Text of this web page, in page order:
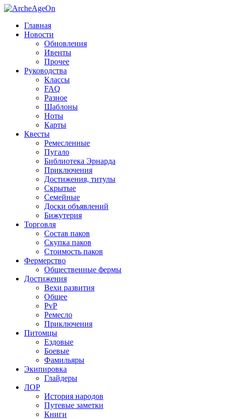
Главная
Новости
Обновления
Ивенты
Прочее
Руководства
Классы
FAQ
Разное
Шаблоны
Ноты
Карты
Квесты
Ремесленные
Пугало
Библиотека Эрнарда
Приключения
Достижения, титулы
Скрытые
Семейные
Доски объявлений
Бижутерия
Торговля
Состав паков
Скупка паков
Стоимость паков
Фермерство
Общественные фермы
Достижения
Вехи развития
Общее
PvP
Ремесло
Приключения
Питомцы
Ездовые
Боевые
Фамильяры
Экипировка
Глайдеры
ЛОР
История народов
Путевые заметки
Книги